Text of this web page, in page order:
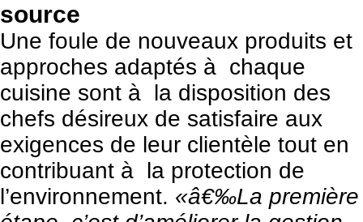
source
Une foule de nouveaux produits et
approches adaptés à chaque
cuisine sont à la disposition des
chefs désireux de satisfaire aux
exigences de leur clientèle tout en
contribuant à la protection de
l’environnement. «â€‰La première